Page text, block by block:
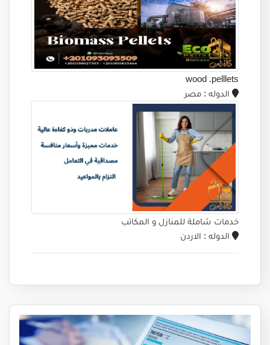
wood .pelllets
الدوله : مصر
خدمات شاملة للمنازل و المكاتب
الدوله : الاردن